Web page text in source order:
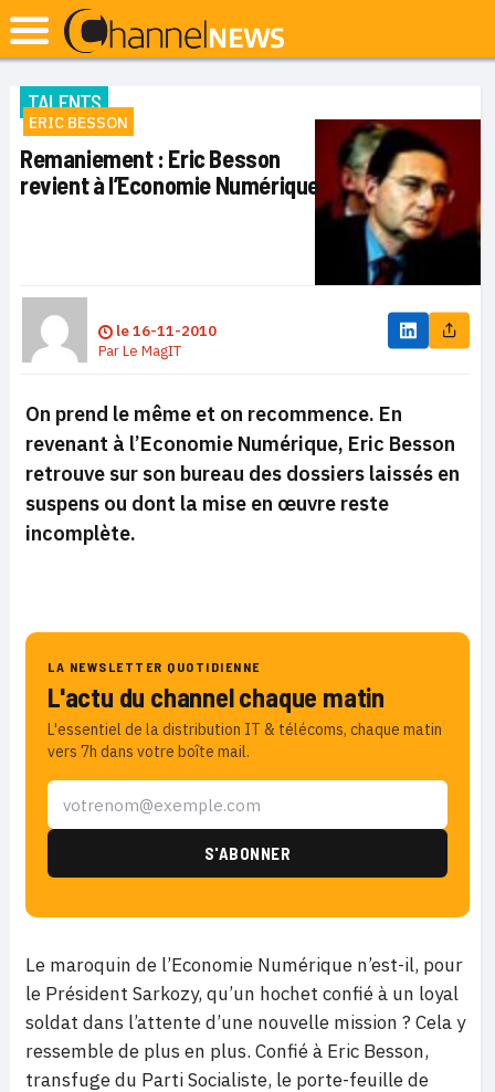
TALENTS
ERIC BESSON
Remaniement : Eric Besson
revient à l’Economie Numérique
le16-11-2010
ParLe MagIT
On prend le même et on recommence. En
revenant à l’Economie Numérique, Eric Besson
retrouve sur son bureau des dossiers laissés en
suspens ou dont la mise en œuvre reste
incomplète.
LA NEWSLETTER QUOTIDIENNE
L'actu du channel chaque matin
L'essentiel de la distribution IT & télécoms, chaque matin
vers 7h dans votre boîte mail.
Le maroquin de l’Economie Numérique n’est-il, pour
le Président Sarkozy, qu’un hochet confié à un loyal
soldat dans l’attente d’une nouvelle mission ? Cela y
ressemble de plus en plus. Confié à Eric Besson,
transfuge du Parti Socialiste, le porte-feuille de